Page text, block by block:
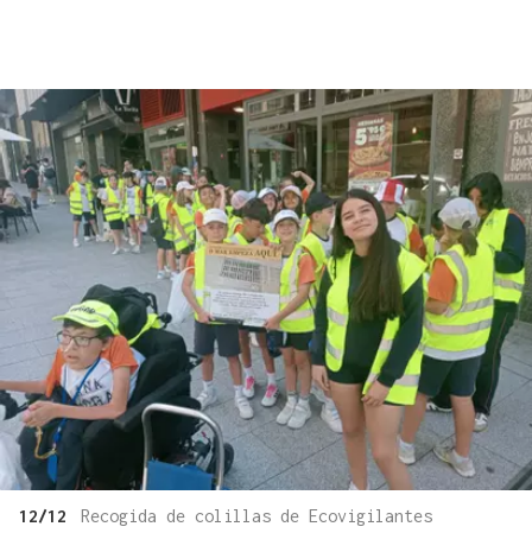
12/12 Recogida de colillas de Ecovigilantes